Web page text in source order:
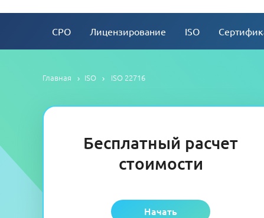
СРО Лицензирование ISO
Главная ISO ISO 22716
Бесплатный расчет
стоимости
Начать